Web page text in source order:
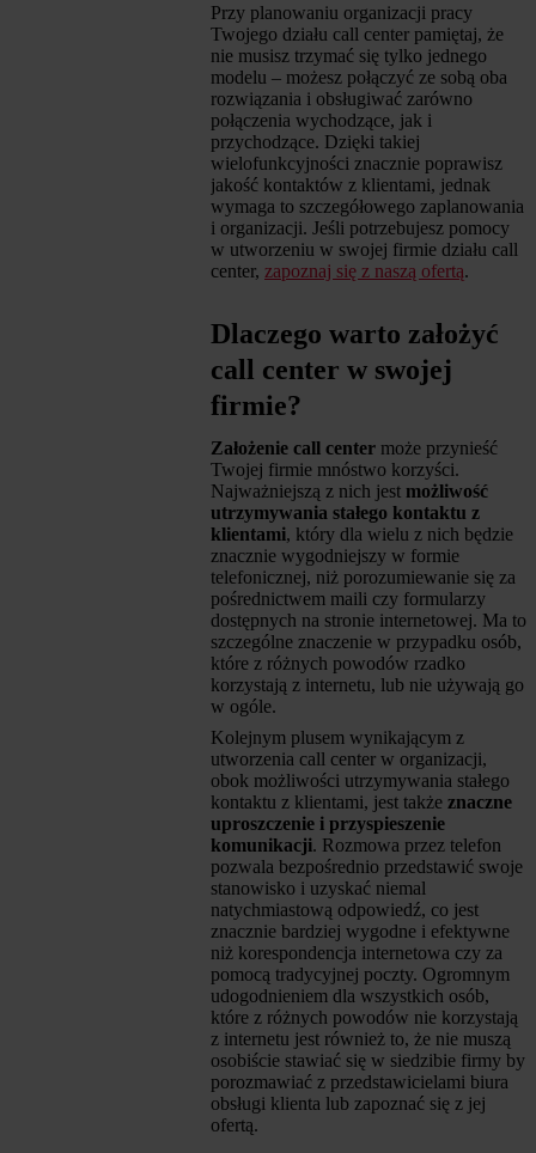
Przy planowaniu organizacji pracy
Twojego działu call center pamiętaj, że
nie musisz trzymać się tylko jednego
modelu – możesz połączyć ze sobą oba
rozwiązania i obsługiwać zarówno
połączenia wychodzące, jak i
przychodzące. Dzięki takiej
wielofunkcyjności znacznie poprawisz
jakość kontaktów z klientami, jednak
wymaga to szczegółowego zaplanowania
i organizacji. Jeśli potrzebujesz pomocy
w utworzeniu w swojej firmie działu call
center, zapoznaj się z naszą ofertą.
Dlaczego warto założyć
call center w swojej
firmie?
Założenie call center może przynieść
Twojej firmie mnóstwo korzyści.
Najważniejszą z nich jest możliwość
utrzymywania stałego kontaktu z
klientami, który dla wielu z nich będzie
znacznie wygodniejszy w formie
telefonicznej, niż porozumiewanie się za
pośrednictwem maili czy formularzy
dostępnych na stronie internetowej. Ma to
szczególne znaczenie w przypadku osób,
które z różnych powodów rzadko
korzystają z internetu, lub nie używają go
w ogóle.
Kolejnym plusem wynikającym z
utworzenia call center w organizacji,
obok możliwości utrzymywania stałego
kontaktu z klientami, jest także znaczne
uproszczenie i przyspieszenie
komunikacji. Rozmowa przez telefon
pozwala bezpośrednio przedstawić swoje
stanowisko i uzyskać niemal
natychmiastową odpowiedź, co jest
znacznie bardziej wygodne i efektywne
niż korespondencja internetowa czy za
pomocą tradycyjnej poczty. Ogromnym
udogodnieniem dla wszystkich osób,
które z różnych powodów nie korzystają
z internetu jest również to, że nie muszą
osobiście stawiać się w siedzibie firmy by
porozmawiać z przedstawicielami biura
obsługi klienta lub zapoznać się z jej
ofertą.